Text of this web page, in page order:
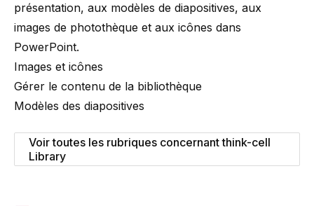
présentation, aux modèles de diapositives, aux
images de photothèque et aux icônes dans
PowerPoint.
Images et icônes
Gérer le contenu de la bibliothèque
Modèles des diapositives
Voir toutes les rubriques concernant think-cell
Library